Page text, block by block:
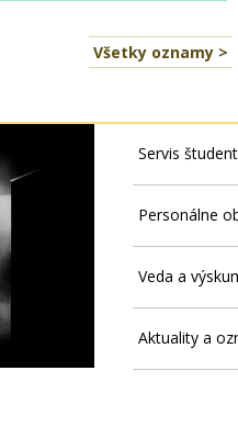
Všetky oznamy >
Servis
Personálne
Veda a
Aktuality a